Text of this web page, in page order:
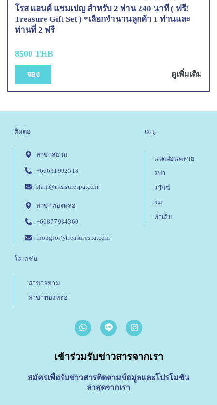
โรส แอนด์ แชมเปญ สำหรับ 2 ท่าน 240 นาที ( ฟรี!
Treasure Gift Set ) *เลือกจำนวนลูกค้า 1 ท่านและ
ท่านที่ 2 ฟรี
8500 THB
จอง ดูเพิ่มเติม
ติดต่อ
สาขาสยาม
+66631902518
siam@treasurespa.com
สาขาทองหล่อ
+66877934360
thonglor@treasurespa.com
เมนู
นวดผ่อนคลาย
สปา
แว๊กซ์
ผม
ทำเล็บ
โลเคชั่น
สาขาสยาม
สาขาทองหล่อ
W
h
s
p
I
n
a
a
เข้าร่วมรับข่าวสารจากเรา
สมัครเพื่อรับข่าวสารติดตามข้อมูลและโปรโมชัน
ล่าสุดจากเรา